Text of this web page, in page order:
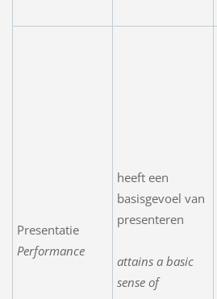
Presentatie
Performance
heeft een
basisgevoel van
presenteren
attains a basic
sense of